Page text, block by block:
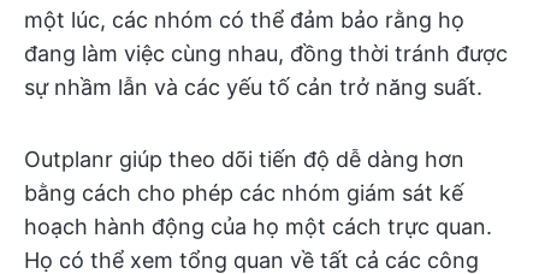
một lúc, các nhóm có thể đảm bảo rằng họ
đang làm việc cùng nhau, đồng thời tránh được
sự nhầm lẫn và các yếu tố cản trở năng suất.
Outplanr giúp theo dõi tiến độ dễ dàng hơn
bằng cách cho phép các nhóm giám sát kế
hoạch hành động của họ một cách trực quan.
Họ có thể xem tổng quan về tất cả các công